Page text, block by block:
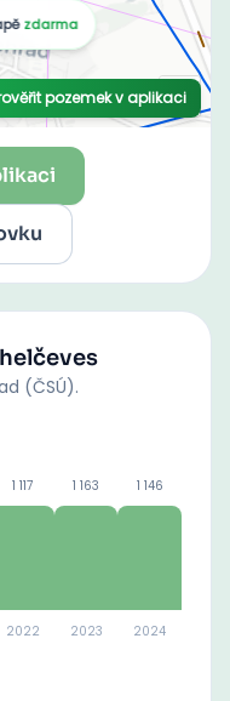
(ČSÚ).
1 117
2022
1 163
2023
1 146
2024